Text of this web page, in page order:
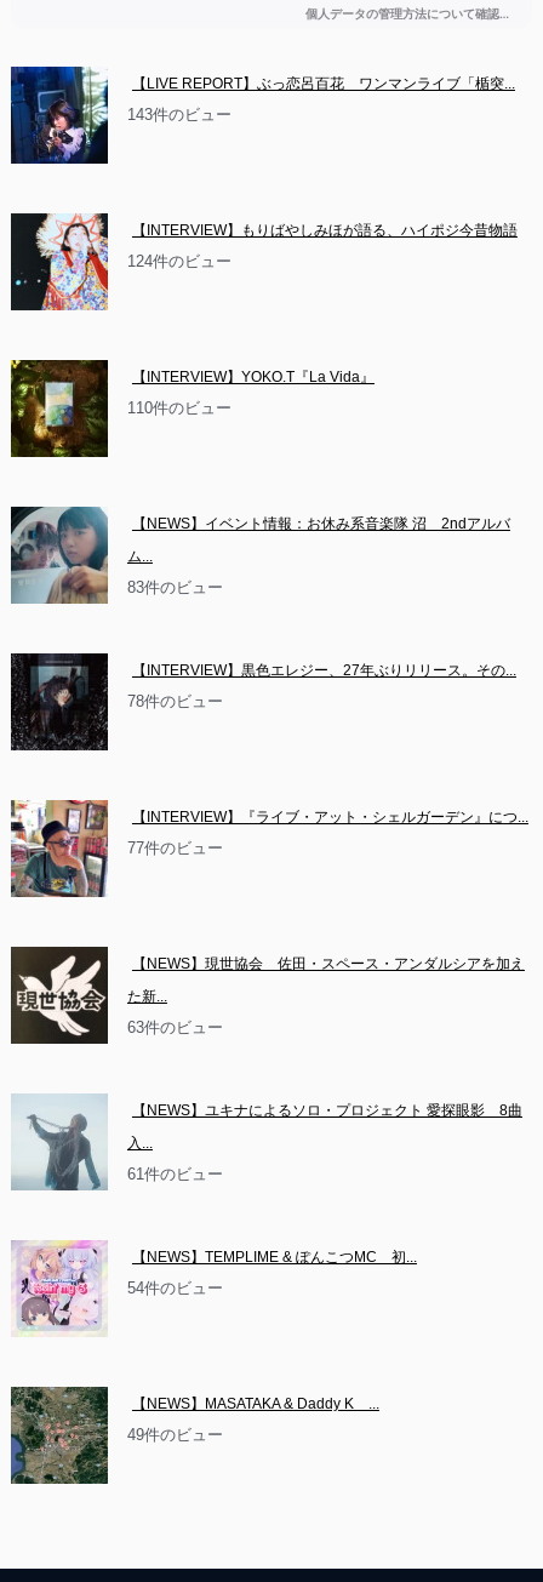
【LIVE REPORT】ぶっ恋呂百花　ワンマンライブ「楯突...
143件のビュー
【INTERVIEW】もりばやしみほが語る、ハイポジ今昔物語
124件のビュー
【INTERVIEW】YOKO.T『La Vida』
110件のビュー
【NEWS】イベント情報：お休み系音楽隊 沼　2ndアルバ
ム...
83件のビュー
【INTERVIEW】黒色エレジー、27年ぶりリリース。その...
78件のビュー
【INTERVIEW】『ライブ・アット・シェルガーデン』につ...
77件のビュー
【NEWS】現世協会　佐田・スペース・アンダルシアを加え
た新...
63件のビュー
【NEWS】ユキナによるソロ・プロジェクト 愛探眼影　8曲
入...
61件のビュー
【NEWS】TEMPLIME & ぽんこつMC　初...
54件のビュー
【NEWS】MASATAKA & Daddy K　...
49件のビュー